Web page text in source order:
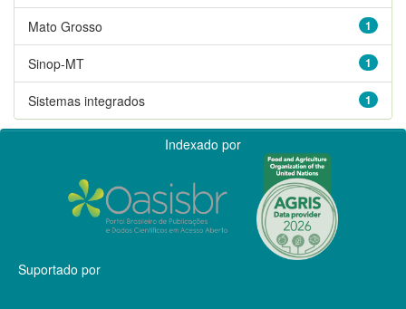
1
Mato Grosso
1
Sinop-MT
1
Sistemas integrados
Indexado por
Suportado por